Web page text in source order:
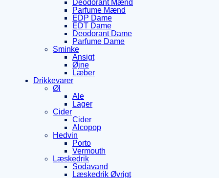
Deodorant Mænd
Parfume Mænd
EDP Dame
EDT Dame
Deodorant Dame
Parfume Dame
Sminke
Ansigt
Øjne
Læber
Drikkevarer
Øl
Ale
Lager
Cider
Cider
Alcopop
Hedvin
Porto
Vermouth
Læskedrik
Sodavand
Læskedrik Øvrigt